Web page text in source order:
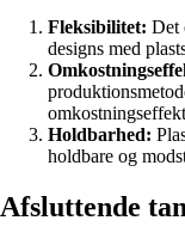
Fleksibilitet: Det
designs med
Holdbarhed:
holdbare og
Afsluttende